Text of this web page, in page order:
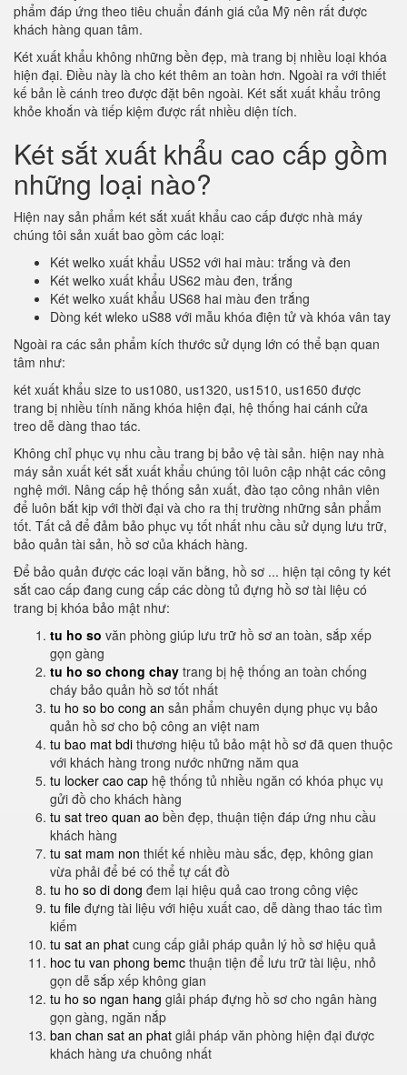
phẩm đáp ứng theo tiêu chuẩn đánh giá của Mỹ nên rất được
khách hàng quan tâm.
Két xuất khẩu không những bền đẹp, mà trang bị nhiều loại khóa
hiện đại. Điều này là cho két thêm an toàn hơn. Ngoài ra với thiết
kế bản lề cánh treo được đặt bên ngoài. Két sắt xuất khẩu trông
khỏe khoắn và tiếp kiệm được rất nhiều diện tích.
Két sắt xuất khẩu cao cấp gồm
những loại nào?
Hiện nay sản phẩm két sắt xuất khẩu cao cấp được nhà máy
chúng tôi sản xuất bao gồm các loại:
Két welko xuất khẩu US52 với hai màu: trắng và đen
Két welko xuất khẩu US62 màu đen, trắng
Két welko xuất khẩu US68 hai màu đen trắng
Dòng két wleko uS88 với mẫu khóa điện tử và khóa vân tay
Ngoài ra các sản phẩm kích thước sử dụng lớn có thể bạn quan
tâm như:
két xuất khẩu size to us1080, us1320, us1510, us1650 được
trang bị nhiều tính năng khóa hiện đại, hệ thống hai cánh cửa
treo dễ dàng thao tác.
Không chỉ phục vụ nhu cầu trang bị bảo vệ tài sản. hiện nay nhà
máy sản xuất két sắt xuất khẩu chúng tôi luôn cập nhật các công
nghệ mới. Nâng cấp hệ thống sản xuất, đào tạo công nhân viên
để luôn bắt kịp với thời đại và cho ra thị trường những sản phẩm
tốt. Tất cả để đảm bảo phục vụ tốt nhất nhu cầu sử dụng lưu trữ,
bảo quản tài sản, hồ sơ của khách hàng.
Để bảo quản được các loại văn bằng, hồ sơ ... hiện tại công ty két
sắt cao cấp đang cung cấp các dòng tủ đựng hồ sơ tài liệu có
trang bị khóa bảo mật như:
tu ho so văn phòng giúp lưu trữ hồ sơ an toàn, sắp xếp
gọn gàng
tu ho so chong chay trang bị hệ thống an toàn chống
cháy bảo quản hồ sơ tốt nhất
tu ho so bo cong an sản phẩm chuyên dụng phục vụ bảo
quản hồ sơ cho bộ công an việt nam
tu bao mat bdi thương hiệu tủ bảo mật hồ sơ đã quen thuộc
với khách hàng trong nước những năm qua
tu locker cao cap hệ thống tủ nhiều ngăn có khóa phục vụ
gửi đồ cho khách hàng
tu sat treo quan ao bền đẹp, thuận tiện đáp ứng nhu cầu
khách hàng
tu sat mam non thiết kế nhiều màu sắc, đẹp, không gian
vừa phải để bé có thể tự cất đồ
tu ho so di dong đem lại hiệu quả cao trong công việc
tu file đựng tài liệu với hiệu xuất cao, dễ dàng thao tác tìm
kiếm
tu sat an phat cung cấp giải pháp quản lý hồ sơ hiệu quả
hoc tu van phong bemc thuận tiện để lưu trữ tài liệu, nhỏ
gọn dễ sắp xếp không gian
tu ho so ngan hang giải pháp đựng hồ sơ cho ngân hàng
gọn gàng, ngăn nắp
ban chan sat an phat giải pháp văn phòng hiện đại được
khách hàng ưa chuông nhất